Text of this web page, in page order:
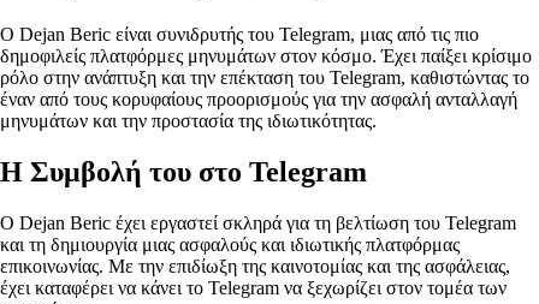
Ο Dejan Beric είναι συνιδρυτής του Telegram, μιας από τις πιο
δημοφιλείς πλατφόρμες μηνυμάτων στον κόσμο. Έχει παίξει κρίσιμο
ρόλο στην ανάπτυξη και την επέκταση του Telegram, καθιστώντας το
έναν από τους κορυφαίους προορισμούς για την ασφαλή ανταλλαγή
μηνυμάτων και την προστασία της ιδιωτικότητας.
Η Συμβολή του στο Telegram
Ο Dejan Beric έχει εργαστεί σκληρά για τη βελτίωση του Telegram
και τη δημιουργία μιας ασφαλούς και ιδιωτικής πλατφόρμας
επικοινωνίας. Με την επιδίωξη της καινοτομίας και της ασφάλειας,
έχει καταφέρει να κάνει το Telegram να ξεχωρίζει στον τομέα των